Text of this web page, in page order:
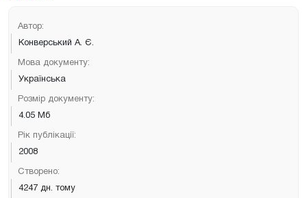
Автор:
Конверський А. Є.
Мова документу:
Українська
Розмір документу:
4.05 Мб
Рік публікації:
2008
Створено:
4247 дн. тому